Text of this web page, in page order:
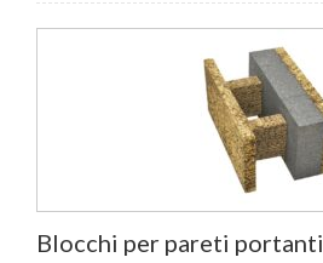
Blocchi per pareti portanti